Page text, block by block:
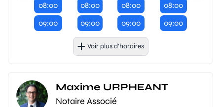
08:00
09:00
08:00
09:00
08:00
09:00
08:00
09:00
Voir plus d’horaires
Maxime URPHEANT
Notaire Associé